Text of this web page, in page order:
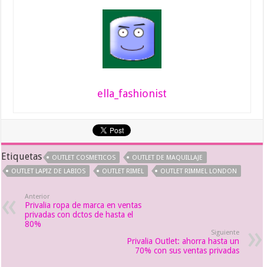
ella_fashionist
Etiquetas OUTLET COSMETICOS
OUTLET DE MAQUILLAJE
OUTLET LAPIZ DE LABIOS
OUTLET RIMEL OUTLET RIMMEL LONDON
Anterior
Privalia ropa de marca en ventas
privadas con dctos de hasta el
80%
Siguiente
Privalia Outlet: ahorra hasta un
70% con sus ventas privadas